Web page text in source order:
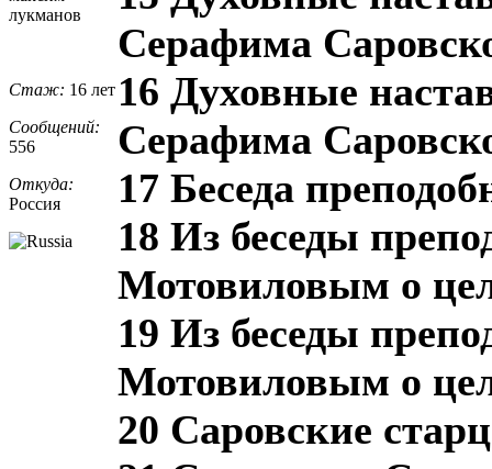
лукманов
Стаж: 16 лет
Сообщений:
556
Откуда:
Россия
Серафима
16 Духовные
Серафима
17 Беседа
18 Из беседы
Мотовиловым о
19 Из беседы
Мотовиловым о
20 Саровские